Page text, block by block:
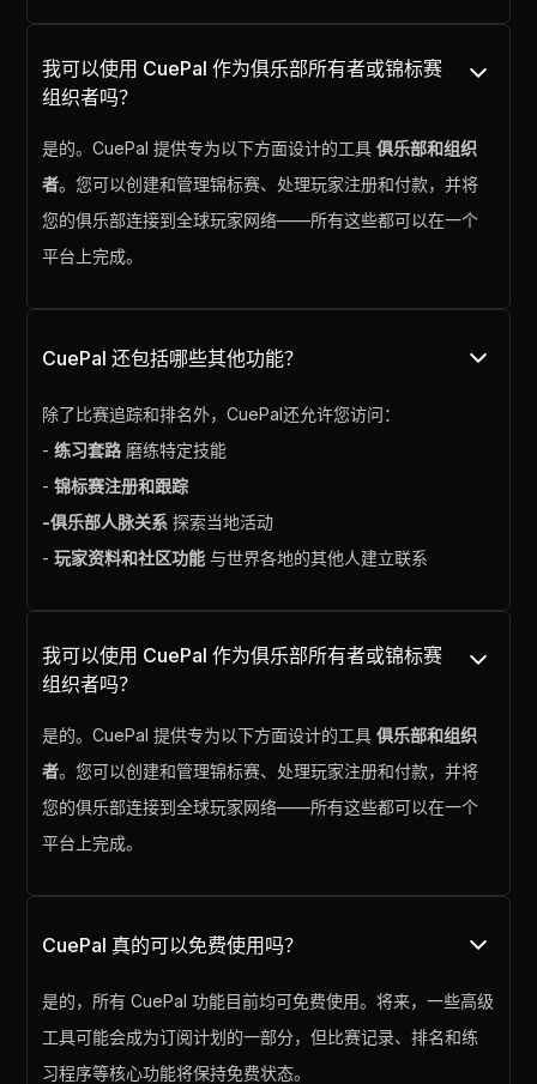
我可以使用 CuePal 作为俱乐部所有者或锦标赛
组织者吗？
是的。CuePal 提供专为以下方面设计的工具俱乐部和组织
者。您可以创建和管理锦标赛、处理玩家注册和付款，并将
您的俱乐部连接到全球玩家网络——所有这些都可以在一个
平台上完成。
CuePal 还包括哪些其他功能？
除了比赛追踪和排名外，CuePal还允许您访问：
-练习套路 磨练特定技能
-锦标赛注册和跟踪
-俱乐部人脉关系 探索当地活动
-玩家资料和社区功能 与世界各地的其他人建立联系
我可以使用 CuePal 作为俱乐部所有者或锦标赛
组织者吗？
是的。CuePal 提供专为以下方面设计的工具俱乐部和组织
者。您可以创建和管理锦标赛、处理玩家注册和付款，并将
您的俱乐部连接到全球玩家网络——所有这些都可以在一个
平台上完成。
CuePal 真的可以免费使用吗？
是的，所有 CuePal 功能目前均可免费使用。将来，一些高级
工具可能会成为订阅计划的一部分，但比赛记录、排名和练
习程序等核心功能将保持免费状态。